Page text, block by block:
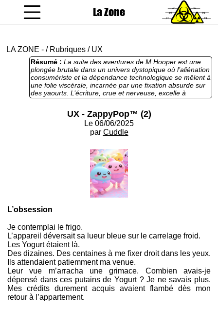
La Zone
LA ZONE - / Rubriques / UX
Résumé : La suite des aventures de M.Hooper est une
plongée brutale dans un univers dystopique où l’aliénation
consumériste et la dépendance technologique se mêlent à
une folie viscérale, incarnée par une fixation absurde sur
des yaourts. L’écriture, crue et nerveuse, excelle à
capturer l’angoisse d’un narrateur piégé dans un cycle de
images saisissantes ou des notifications qui font "rouler
les yeux dans leurs orbites". Dans la partie "ZappyPop",
l’excès psychédélique frôle la saturation et dilue l’impact
visionnaire martelant des thèmes souvent explorés dans
la littérature cyberpunk. L’énergie brute et l’imaginaire
dérangeant du texte en font une œuvre percutante,
parfaite pour un public underground avide de récits qui
UX - ZappyPop™ (2)
Le 06/06/2025
par Cuddle
L’obsession
Je contemplai le frigo.
L’appareil déversait sa lueur bleue sur le carrelage froid.
Les Yogurt étaient là.
Des dizaines. Des centaines à me fixer droit dans les yeux.
Ils attendaient patiemment ma venue.
Leur vue m’arracha une grimace. Combien avais-je
dépensé dans ces putains de Yogurt ? Je ne savais plus.
Mes crédits durement acquis avaient flambé dès mon
retour à l’appartement.